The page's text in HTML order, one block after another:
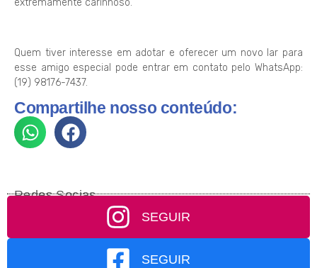
extremamente carinhoso.
Quem tiver interesse em adotar e oferecer um novo lar para
esse amigo especial pode entrar em contato pelo WhatsApp:
(19) 98176-7437.
Compartilhe nosso conteúdo:
Redes Socias
SEGUIR
SEGUIR